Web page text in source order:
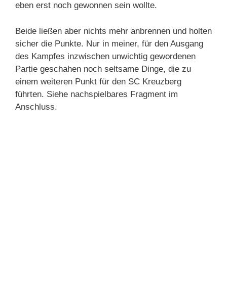
eben erst noch gewonnen sein wollte.
Beide ließen aber nichts mehr anbrennen und holten
sicher die Punkte. Nur in meiner, für den Ausgang
des Kampfes inzwischen unwichtig gewordenen
Partie geschahen noch seltsame Dinge, die zu
einem weiteren Punkt für den SC Kreuzberg
führten. Siehe nachspielbares Fragment im
Anschluss.